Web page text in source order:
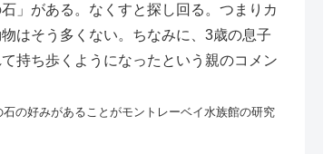
」がある。なくすと探し回る。つまりカ
はそう多くない。ちなみに、3歳の息子
持ち歩くようになったという親のコメン
の好みがあることがモントレーベイ水族館の研究